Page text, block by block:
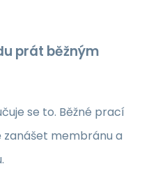
prát běžným
se to. Běžné prací
membránu a